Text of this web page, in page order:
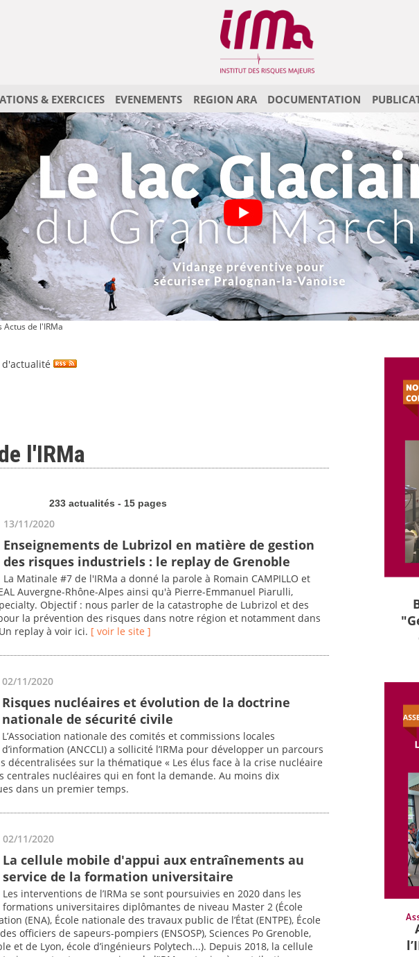
& EXERCICES EVENEMENTS REGION ARA DOCUMENTATION
Actus de l'IRMa
l'IRMa
233 actualités - 15 pages
13/11/2020
Enseignements de Lubrizol en matière de gestion
des risques industriels : le replay de Grenoble
La Matinale #7 de l'IRMa a donné la parole à Romain CAMPILLO et
Auvergne-Rhône-Alpes ainsi qu'à Pierre-Emmanuel Piarulli,
Objectif : nous parler de la catastrophe de Lubrizol et des
la prévention des risques dans notre région et notamment dans
replay à voir ici. [ voir le site ]
02/11/2020
Risques nucléaires et évolution de la doctrine
nationale de sécurité civile
L’Association nationale des comités et commissions locales
d’information (ANCCLI) a sollicité l’IRMa pour développer un parcours
décentralisées sur la thématique « Les élus face à la crise nucléaire
centrales nucléaires qui en font la demande. Au moins dix
dans un premier temps.
02/11/2020
La cellule mobile d'appui aux entraînements au
service de la formation universitaire
Les interventions de l’IRMa se sont poursuivies en 2020 dans les
formations universitaires diplômantes de niveau Master 2 (École
(ENA), École nationale des travaux public de l’État (ENTPE), École
officiers de sapeurs-pompiers (ENSOSP), Sciences Po Grenoble,
et de Lyon, école d’ingénieurs Polytech...). Depuis 2018, la cellule